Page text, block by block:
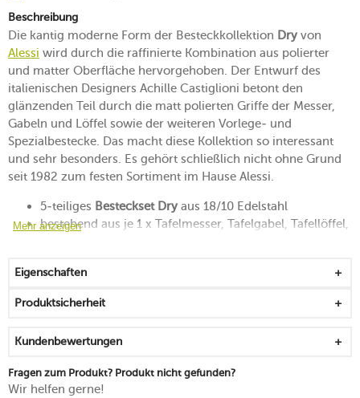
Beschreibung
Die kantig moderne Form der Besteckkollektion Dry von
Alessi wird durch die raffinierte Kombination aus polierter
und matter Oberfläche hervorgehoben. Der Entwurf des
italienischen Designers Achille Castiglioni betont den
glänzenden Teil durch die matt polierten Griffe der Messer,
Gabeln und Löffel sowie der weiteren Vorlege- und
Spezialbestecke. Das macht diese Kollektion so interessant
und sehr besonders. Es gehört schließlich nicht ohne Grund
seit 1982 zum festen Sortiment im Hause Alessi.
5-teiliges Besteckset Dry aus 18/10 Edelstahl
bestehend aus je 1 x Tafelmesser, Tafelgabel, Tafellöffel,
interessante und gelungene Formgebung durch Achille
Castiglioni
weitere Besteckteile sowie Vorlege- und
Spezialbestecke erhältlich
spülmaschinengeeignet
Mehr anzeigen
Eigenschaften
Produktsicherheit
Kundenbewertungen
Fragen zum Produkt? Produkt nicht gefunden?
Wir helfen gerne!